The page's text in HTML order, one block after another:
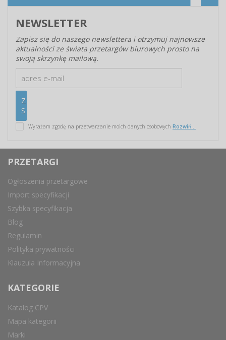
NEWSLETTER
Zapisz się do naszego newslettera i otrzymuj najnowsze
aktualności ze świata przetargów biurowych prosto na
swoją skrzynkę mailową.
Wyrażam zgodę na przetwarzanie moich danych osobowych Rozwiń...
PRZETARGI
Ogłoszenia przetargowe
Import specyfikacji
Szybka specyfikacja
Blog
Regulamin
Polityka prywatności
Klauzula Informacyjna
KATEGORIE
Katalog CPV
Mapa kategorii
Marki